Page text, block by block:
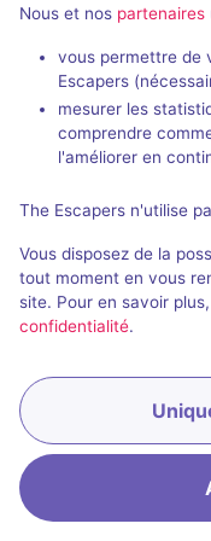
Accueil
Évènement passé
Criminal Room
2 - 6
Enquête / Mystère
Nous et nos partenaires
vous permettre de
Escapers
mesurer les
comprendre
l'améliorer en
The Escapers n'utilise
Vous disposez de la
tout moment en vous
site. Pour en savoir
confidentialité.